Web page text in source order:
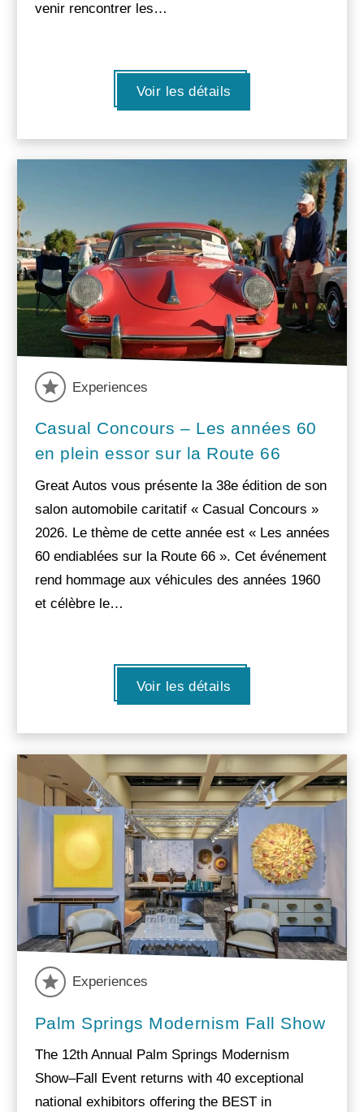
venir rencontrer les…
Voir les détails
Experiences
Casual Concours – Les années 60
en plein essor sur la Route 66
Great Autos vous présente la 38e édition de son
salon automobile caritatif « Casual Concours »
2026. Le thème de cette année est « Les années
60 endiablées sur la Route 66 ». Cet événement
rend hommage aux véhicules des années 1960
et célèbre le…
Voir les détails
Experiences
Palm Springs Modernism Fall Show
The 12th Annual Palm Springs Modernism
Show–Fall Event returns with 40 exceptional
national exhibitors offering the BEST in